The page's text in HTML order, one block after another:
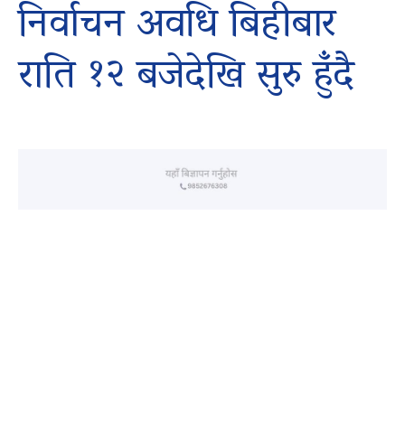
निर्वाचन अवधि बिहीबार
राति १२ बजेदेखि सुरु हुँदै